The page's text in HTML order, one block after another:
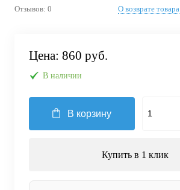
Отзывов: 0 О возврате товара
Цена: 860 руб.
В наличии
В корзину
Купить в 1 клик